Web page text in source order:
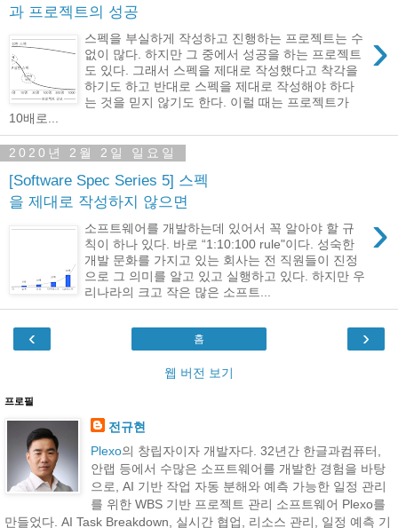
과 프로젝트의 성공
›
스펙을 부실하게 작성하고 진행하는 프로젝트는 수
없이 많다. 하지만 그 중에서 성공을 하는 프로젝트
도 있다. 그래서 스펙을 제대로 작성했다고 착각을
하기도 하고 반대로 스펙을 제대로 작성해야 하다
는 것을 믿지 않기도 한다. 이럴 때는 프로젝트가
10배로...
2020년 2월 2일 일요일
[Software Spec Series 5] 스펙
을 제대로 작성하지 않으면
›
소프트웨어를 개발하는데 있어서 꼭 알아야 할 규
칙이 하나 있다. 바로 “1:10:100 rule"이다. 성숙한
개발 문화를 가지고 있는 회사는 전 직원들이 진정
으로 그 의미를 알고 있고 실행하고 있다. 하지만 우
리나라의 크고 작은 많은 소프트...
‹ ›
홈
웹 버전 보기
프로필
전규현
Plexo의 창립자이자 개발자다. 32년간 한글과컴퓨터,
안랩 등에서 수많은 소프트웨어를 개발한 경험을 바탕
으로, AI 기반 작업 자동 분해와 예측 가능한 일정 관리
를 위한 WBS 기반 프로젝트 관리 소프트웨어 Plexo를
만들었다. AI Task Breakdown, 실시간 협업, 리소스 관리, 일정 예측 기